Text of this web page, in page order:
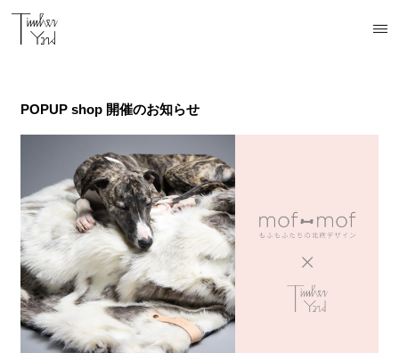
POPUP shop 開催のお知らせ